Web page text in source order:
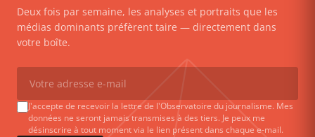
Deux fois par semaine, les analyses et portraits que les
médias dominants préfèrent taire — directement dans
votre boîte.
J'accepte de recevoir la lettre de l'Observatoire du journalisme. Mes
données ne seront jamais transmises à des tiers. Je peux me
désinscrire à tout moment via le lien présent dans chaque e-mail.